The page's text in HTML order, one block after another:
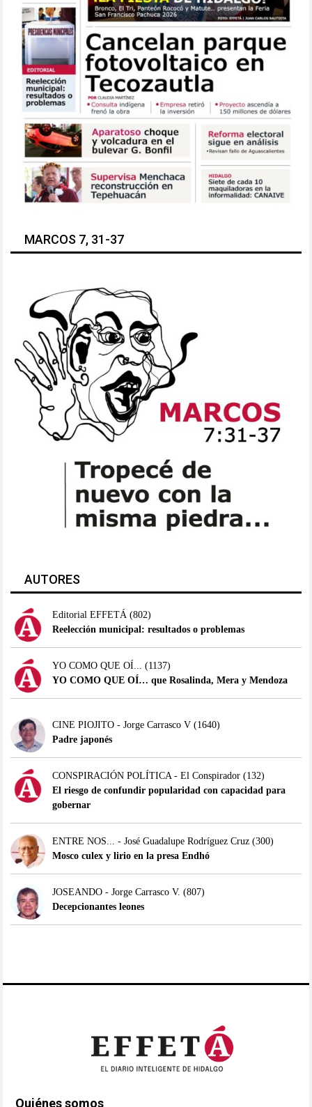
MARCOS 7, 31-37
AUTORES
Editorial EFFETÁ (802)
Reelección municipal: resultados o problemas
YO COMO QUE OÍ...
(1137)
YO COMO QUE OÍ… que Rosalinda, Mera y Mendoza
CINE PIOJITO - Jorge Carrasco V(1640)
Padre japonés
CONSPIRACIÓN POLÍTICA - El Conspirador(132)
El riesgo de confundir popularidad con capacidad para
gobernar
ENTRE NOS... - José Guadalupe Rodríguez Cruz(300)
Mosco culex y lirio en la presa Endhó
JOSEANDO - Jorge Carrasco V. (807)
Decepcionantes leones
Quiénes somos